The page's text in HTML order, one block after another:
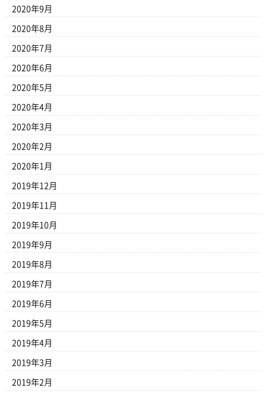
2020年9月
2020年8月
2020年7月
2020年6月
2020年5月
2020年4月
2020年3月
2020年2月
2020年1月
2019年12月
2019年11月
2019年10月
2019年9月
2019年8月
2019年7月
2019年6月
2019年5月
2019年4月
2019年3月
2019年2月